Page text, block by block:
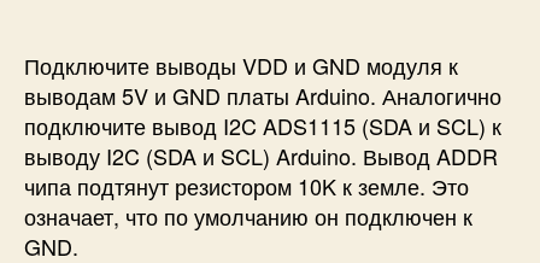
Подключите выводы VDD и GND модуля к
выводам 5V и GND платы Arduino. Аналогично
подключите вывод I2C ADS1115 (SDA и SCL) к
выводу I2C (SDA и SCL) Arduino. Вывод ADDR
чипа подтянут резистором 10K к земле. Это
означает, что по умолчанию он подключен к
GND.